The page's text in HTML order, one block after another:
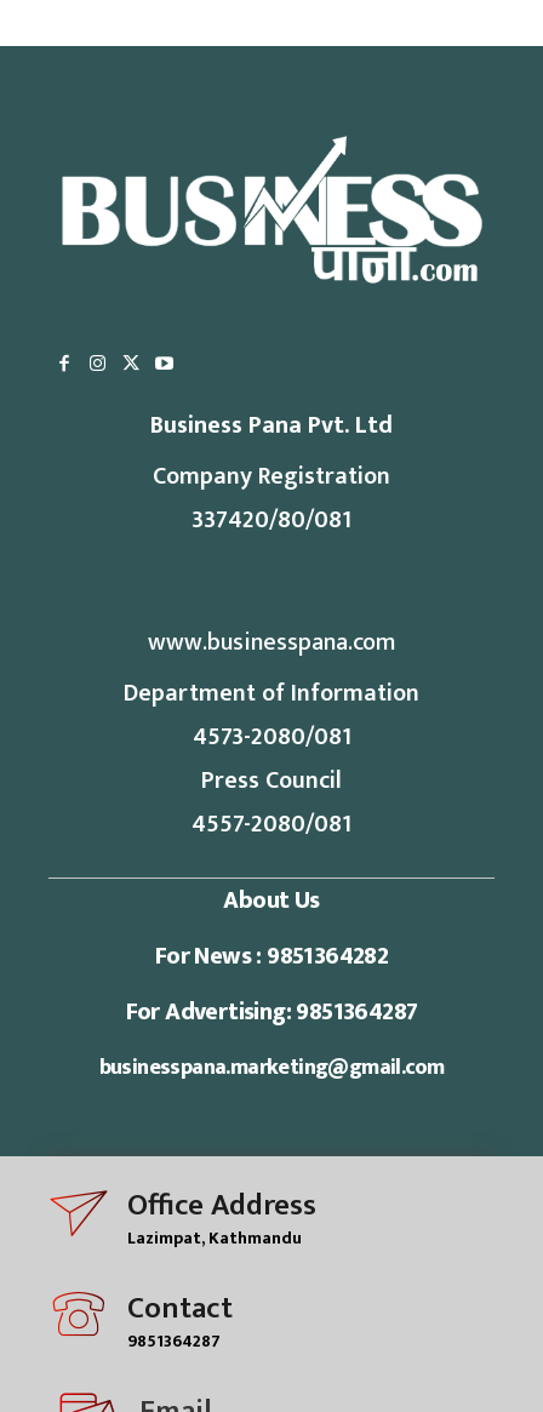
Business Pana Pvt. Ltd
Company Registration
337420/80/081
www.businesspana.com
Department of Information
4573-2080/081
Press Council
4557-2080/081
About Us
For News : 9851364282
For Advertising: 9851364287
businesspana.marketing@gmail.com
Office Address
Lazimpat, Kathmandu
Contact
9851364287